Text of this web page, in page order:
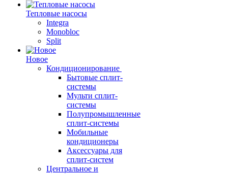
Тепловые насосы
Integra
Monobloc
Split
Новое
Кондиционирование
Бытовые сплит-
системы
Мульти сплит-
системы
Полупромышленные
сплит-системы
Мобильные
кондиционеры
Аксессуары для
сплит-систем
Центральное и